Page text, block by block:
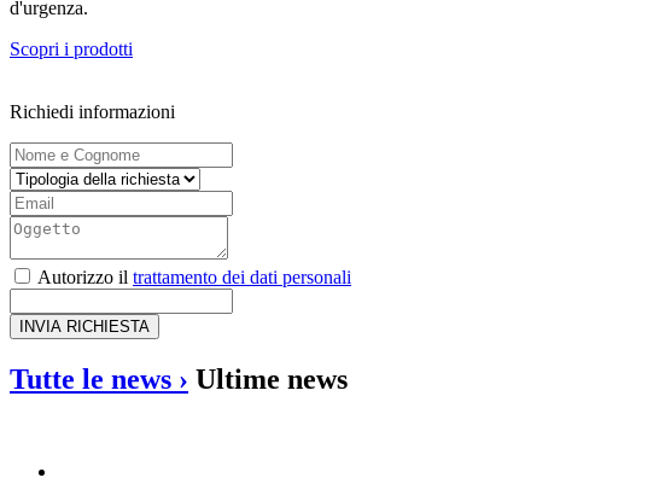
d'urgenza.
Scopri i prodotti
Richiedi informazioni
Autorizzo il trattamento dei dati personali
INVIA RICHIESTA
Tutte le news › Ultime news